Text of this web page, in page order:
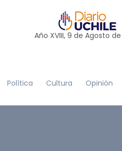
Año XVIII, 9 de Agosto
Política Cultura Opinión